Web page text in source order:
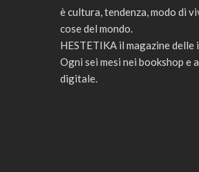
è cultura, tendenza, modo di
cose del mondo.
HESTETIKA il magazine delle
Ogni sei mesi nei bookshop e
digitale.